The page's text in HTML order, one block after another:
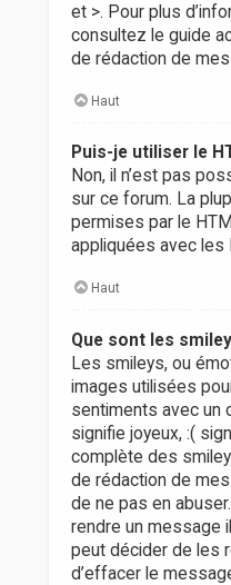
et >. Pour plus
consultez le guide
de rédaction de
Haut
Puis-je utiliser le
Non, il n’est pas
sur ce forum. La
permises par le
appliquées avec les
Haut
Que sont les
Les smileys, ou
images utilisées
sentiments avec un
signifie joyeux, :(
complète des
de rédaction de
de ne pas en
rendre un message
peut décider de les
d’effacer le